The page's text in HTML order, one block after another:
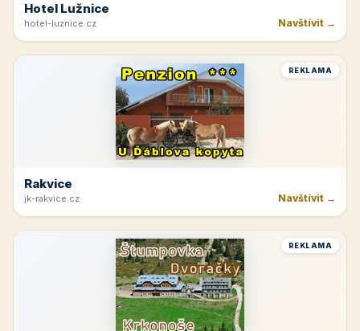
Hotel Lužnice
hotel-luznice.cz Navštívit →
REKLAMA
Rakvice
jk-rakvice.cz Navštívit →
REKLAMA